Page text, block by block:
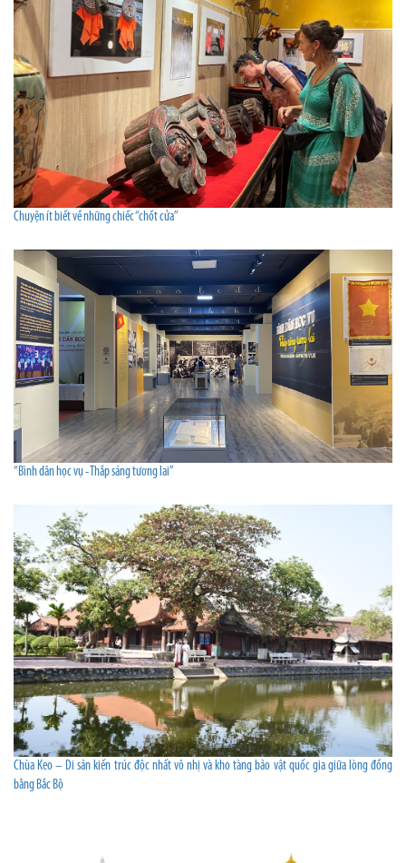
Chuyện ít biết về những chiếc “chốt cửa”
“Bình dân học vụ - Thắp sáng tương lai”
Chùa Keo – Di sản kiến trúc độc nhất vô nhị và kho tàng bảo vật quốc gia giữa lòng đồng
bằng Bắc Bộ